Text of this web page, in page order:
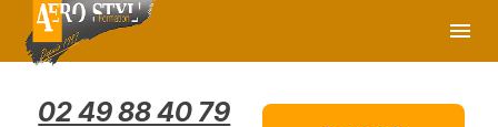
menu
02 49 88 40 79
Panneau de gestion des cookies